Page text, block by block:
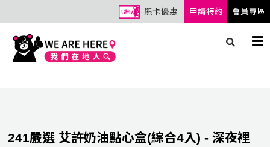
熊卡優惠 申請特約 會員專區
241嚴選 艾許奶油點心盒(綜合4入) - 深夜裡